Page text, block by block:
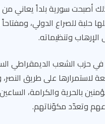
أصبحت سورية بلداً يعاني من
حلبة للصراع الدولي،
الإرهاب وتنظيماته.
في حزب الشعب الديمقراطي
لاستمرارها على طريق
بالحرية والكرامة،
وتعدّد مكوّناتهم.